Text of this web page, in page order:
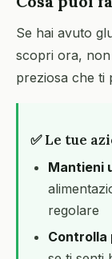
Se hai avuto
scopri ora,
preziosa che ti
✅ Le tue
Mantieni
regolare
Controlla